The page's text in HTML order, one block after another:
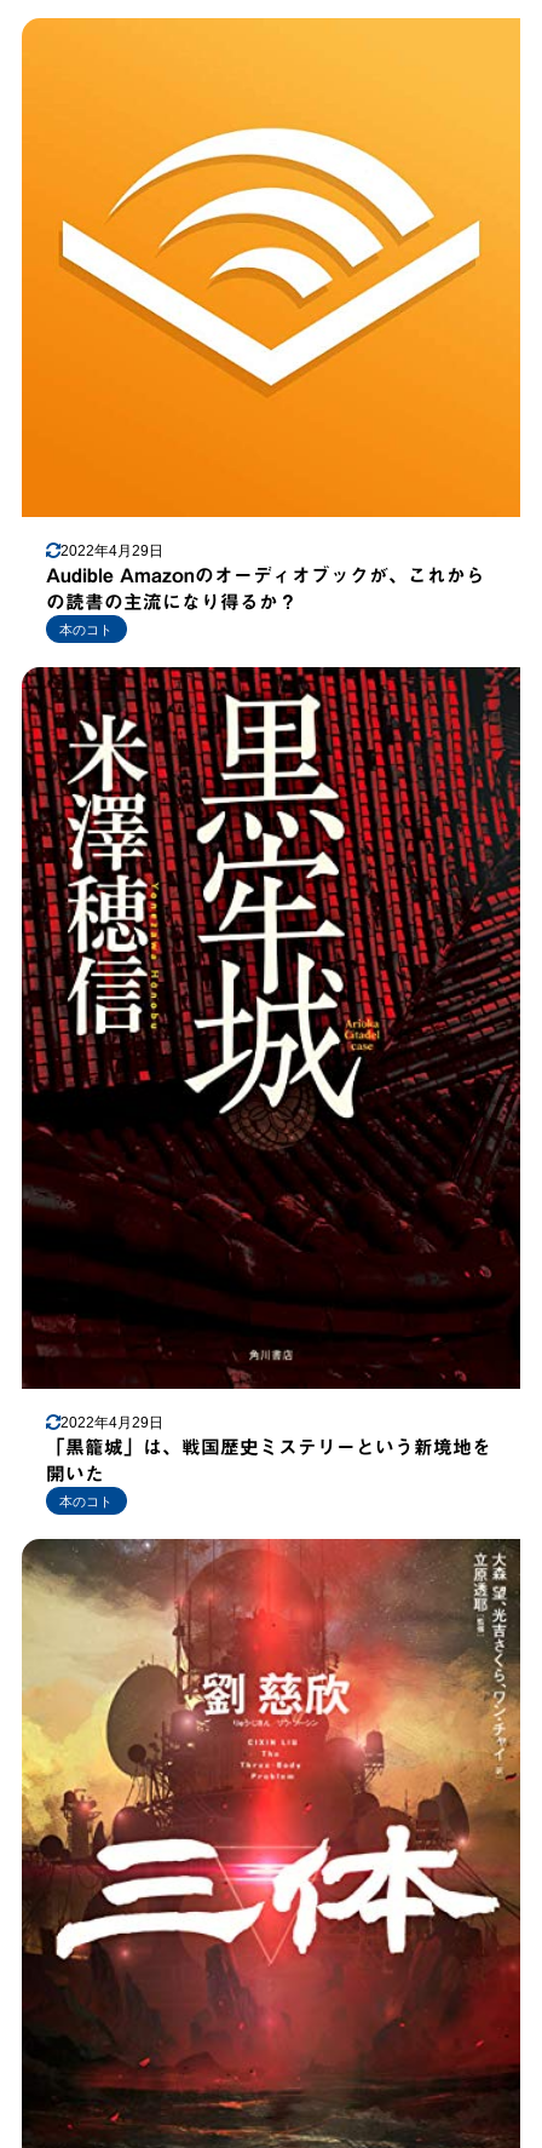
2022年4月29日
Audible Amazonのオーディオブックが、これから
の読書の主流になり得るか？
本のコト
2022年4月29日
「黒籠城」は、戦国歴史ミステリーという新境地を
開いた
本のコト